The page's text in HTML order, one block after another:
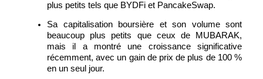
plus petits tels que BYDFi et PancakeSwap.
Sa capitalisation boursière et son volume sont
beaucoup plus petits que ceux de MUBARAK,
mais il a montré une croissance significative
récemment, avec un gain de prix de plus de 100 %
en un seul jour.